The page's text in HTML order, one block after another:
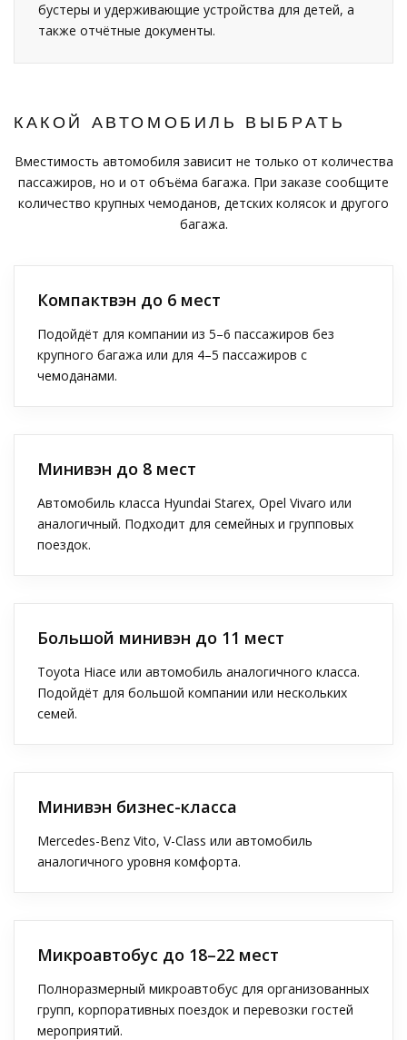
бустеры и удерживающие устройства для детей, а
также отчётные документы.
КАКОЙ АВТОМОБИЛЬ ВЫБРАТЬ
Вместимость автомобиля зависит не только от количества
пассажиров, но и от объёма багажа. При заказе сообщите
количество крупных чемоданов, детских колясок и другого
багажа.
Компактвэн до 6 мест
Подойдёт для компании из 5–6 пассажиров без
крупного багажа или для 4–5 пассажиров с
чемоданами.
Минивэн до 8 мест
Автомобиль класса Hyundai Starex, Opel Vivaro или
аналогичный. Подходит для семейных и групповых
поездок.
Большой минивэн до 11 мест
Toyota Hiace или автомобиль аналогичного класса.
Подойдёт для большой компании или нескольких
семей.
Минивэн бизнес-класса
Mercedes-Benz Vito, V-Class или автомобиль
аналогичного уровня комфорта.
Микроавтобус до 18–22 мест
Полноразмерный микроавтобус для организованных
групп, корпоративных поездок и перевозки гостей
мероприятий.